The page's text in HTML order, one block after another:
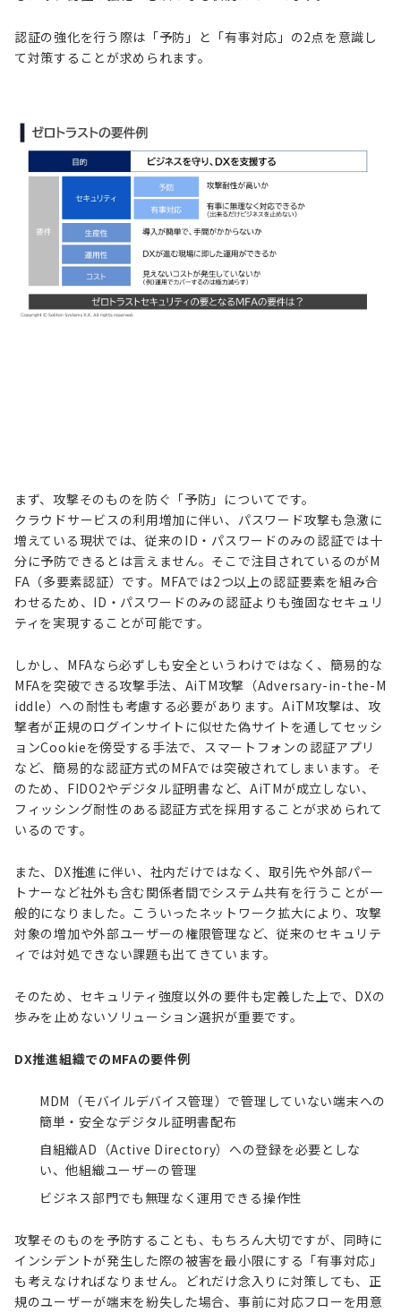
認証の強化を行う際は「予防」と「有事対応」の2点を意識し
て対策することが求められます。
まず、攻撃そのものを防ぐ「予防」についてです。
クラウドサービスの利用増加に伴い、パスワード攻撃も急激に
増えている現状では、従来のID・パスワードのみの認証では十
分に予防できるとは言えません。そこで注目されているのがM
FA（多要素認証）です。MFAでは2つ以上の認証要素を組み合
わせるため、ID・パスワードのみの認証よりも強固なセキュリ
ティを実現することが可能です。
しかし、MFAなら必ずしも安全というわけではなく、簡易的な
MFAを突破できる攻撃手法、AiTM攻撃（Adversary-in-the-M
iddle）への耐性も考慮する必要があります。AiTM攻撃は、攻
撃者が正規のログインサイトに似せた偽サイトを通してセッシ
ョンCookieを傍受する手法で、スマートフォンの認証アプリ
など、簡易的な認証方式のMFAでは突破されてしまいます。そ
のため、FIDO2やデジタル証明書など、AiTMが成立しない、
フィッシング耐性のある認証方式を採用することが求められて
いるのです。
また、DX推進に伴い、社内だけではなく、取引先や外部パー
トナーなど社外も含む関係者間でシステム共有を行うことが一
般的になりました。こういったネットワーク拡大により、攻撃
対象の増加や外部ユーザーの権限管理など、従来のセキュリテ
ィでは対処できない課題も出てきています。
そのため、セキュリティ強度以外の要件も定義した上で、DXの
歩みを止めないソリューション選択が重要です。
DX推進組織でのMFAの要件例
MDM（モバイルデバイス管理）で管理していない端末への
簡単・安全なデジタル証明書配布
自組織AD（Active Directory）への登録を必要としな
い、他組織ユーザーの管理
ビジネス部門でも無理なく運用できる操作性
攻撃そのものを予防することも、もちろん大切ですが、同時に
インシデントが発生した際の被害を最小限にする「有事対応」
も考えなければなりません。どれだけ念入りに対策しても、正
規のユーザーが端末を紛失した場合、事前に対応フローを用意